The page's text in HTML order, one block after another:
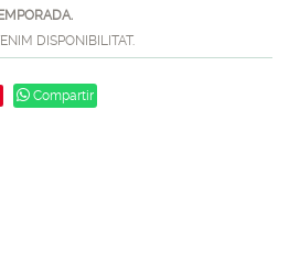
DISPONIBILITAT.
Compartir